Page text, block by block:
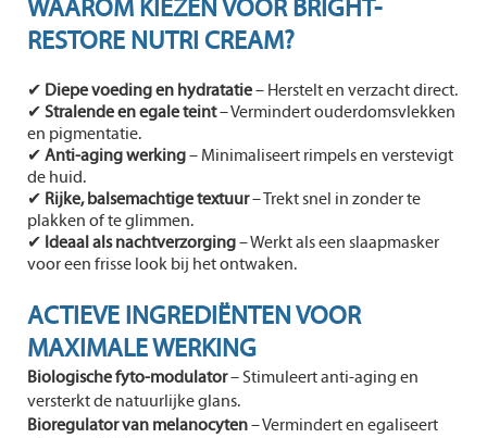
WAAROM KIEZEN VOOR BRIGHT-
RESTORE NUTRI CREAM?
✔ Diepe voeding en hydratatie– Herstelt en verzacht direct.
✔ Stralende en egale teint– Vermindert ouderdomsvlekken
en pigmentatie.
✔ Anti-aging werking– Minimaliseert rimpels en verstevigt
de huid.
✔ Rijke, balsemachtige textuur– Trekt snel in zonder te
plakken of te glimmen.
✔ Ideaal als nachtverzorging– Werkt als een slaapmasker
voor een frisse look bij het ontwaken.
ACTIEVE INGREDIËNTEN VOOR
MAXIMALE WERKING
Biologische fyto-modulator– Stimuleert anti-aging en
versterkt de natuurlijke glans.
Bioregulator van melanocyten– Vermindert en egaliseert